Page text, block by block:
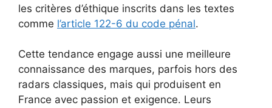
les critères d’éthique inscrits dans les textes
comme l’article 122-6 du code pénal.
Cette tendance engage aussi une meilleure
connaissance des marques, parfois hors des
radars classiques, mais qui produisent en
France avec passion et exigence. Leurs